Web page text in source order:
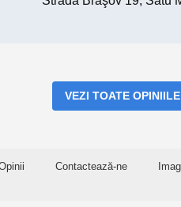
VEZI TOATE OPINIILE
Contactează-ne